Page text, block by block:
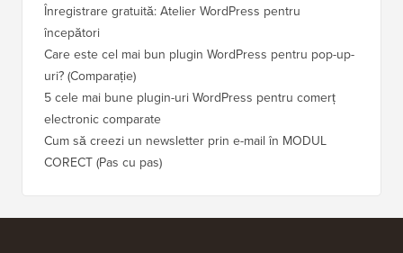
Înregistrare gratuită: Atelier WordPress pentru
începători
Care este cel mai bun plugin WordPress pentru pop-up-
uri? (Comparație)
5 cele mai bune plugin-uri WordPress pentru comerț
electronic comparate
Cum să creezi un newsletter prin e-mail în MODUL
CORECT (Pas cu pas)